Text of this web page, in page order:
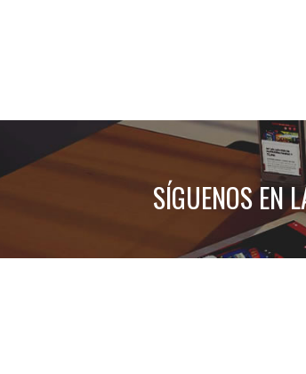
SÍGUENOS EN